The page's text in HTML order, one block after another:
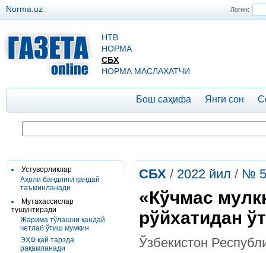
Логин:
Norma.uz
НТВ
НОРМА
СБХ
НОРМА МАСЛАХАТЧИ
Бош саҳифа Янги сон
Устуворликлар
Аҳоли бандлиги қандай
таъминланади
Мутахассислар
тушунтиради
Жарима тўлашни қандай
четлаб ўтиш мумкин
ЭҲФ қай тарзда
рақамланади
СБХ / 2022 йил / №
«Кўчмас
рўйхатидан
Ўзбекистон